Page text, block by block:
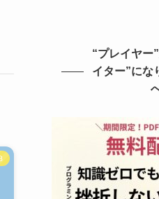
“プレイヤー
イター”にな